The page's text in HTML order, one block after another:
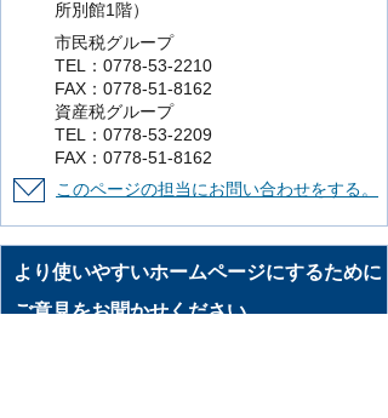
所別館1階）
市民税グループ
TEL：0778-53-2210
FAX：0778-51-8162
資産税グループ
TEL：0778-53-2209
FAX：0778-51-8162
このページの担当にお問い合わせをする。
より使いやすいホームページにするために
ご意見をお聞かせください。